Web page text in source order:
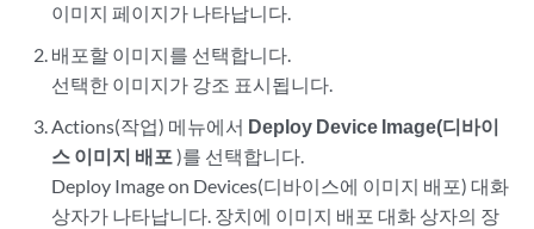
이미지 페이지가 나타납니다.
배포할 이미지를 선택합니다.
선택한 이미지가 강조 표시됩니다.
Actions(작업) 메뉴에서 Deploy Device Image(디바이
스 이미지 배포 )를 선택합니다.
Deploy Image on Devices(디바이스에 이미지 배포) 대화
상자가 나타납니다. 장치에 이미지 배포 대화 상자의 장